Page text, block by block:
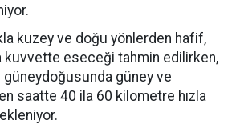
kuzey ve doğu yönlerden hafif,
kuvvette eseceği tahmin edilirken,
güneydoğusunda güney ve
saatte 40 ila 60 kilometre hızla